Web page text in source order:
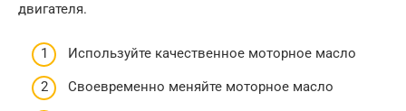
двигателя.
Используйте качественное моторное масло
Своевременно меняйте моторное масло